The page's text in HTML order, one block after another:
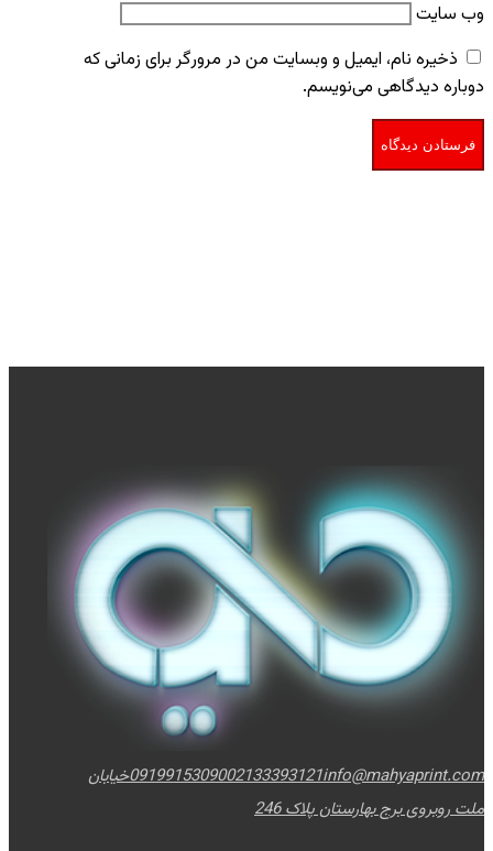
وب‌ سایت
ذخیره نام، ایمیل و وبسایت من در مرورگر برای زمانی که
دوباره دیدگاهی می‌نویسم.
0919915309002133393121info@mahyaprint.com
خیابان
ملت روبروی برج بهارستان پلاک 246